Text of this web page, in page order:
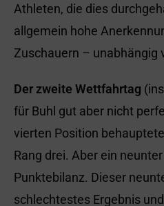
Athleten, die dies
allgemein hohe
Zuschauern – unabhängig
Der zweite Wettfahrtag
für Buhl gut aber nicht
vierten Position
Rang drei. Aber ein
Punktebilanz. Dieser
schlechtestes Ergebnis